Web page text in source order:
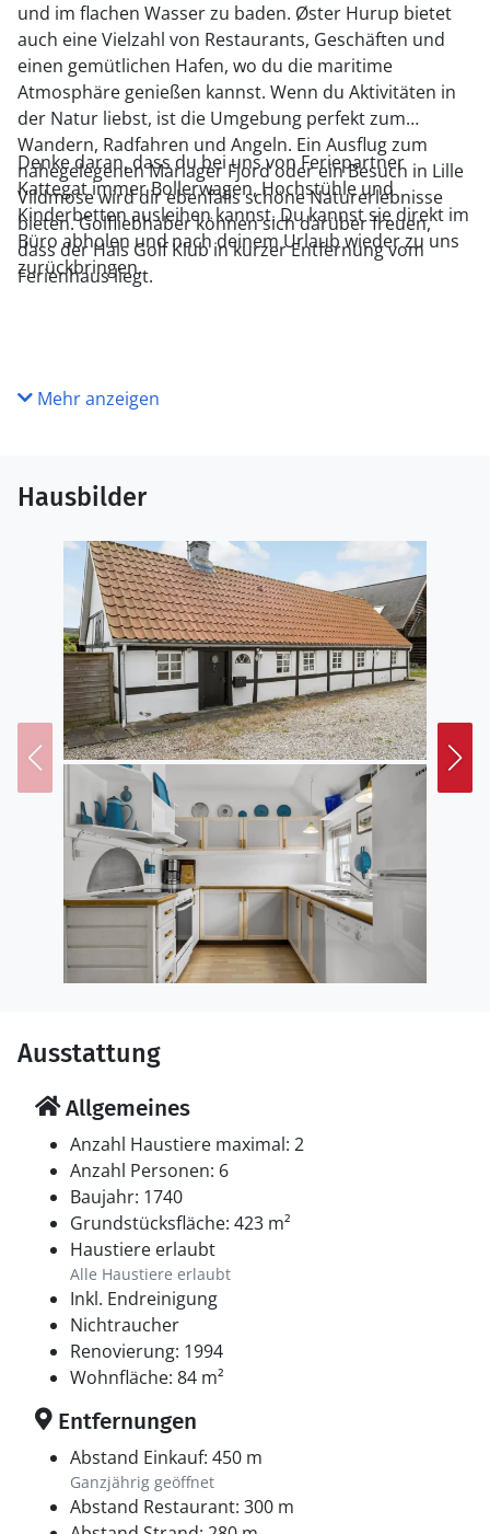
und im flachen Wasser zu baden. Øster Hurup bietet
auch eine Vielzahl von Restaurants, Geschäften und
einen gemütlichen Hafen, wo du die maritime
Atmosphäre genießen kannst. Wenn du Aktivitäten in
der Natur liebst, ist die Umgebung perfekt zum
Wandern, Radfahren und Angeln. Ein Ausflug zum
nahegelegenen Mariager Fjord oder ein Besuch in Lille
Vildmose wird dir ebenfalls schöne Naturerlebnisse
bieten. Golfliebhaber können sich darüber freuen,
dass der Hals Golf Klub in kurzer Entfernung vom
Ferienhaus liegt.
Denke daran, dass du bei uns von Feriepartner
Kattegat immer Bollerwagen, Hochstühle und
Kinderbetten ausleihen kannst. Du kannst sie direkt im
Büro abholen und nach deinem Urlaub wieder zu uns
zurückbringen.
Mehr anzeigen
Hausbilder
Ausstattung
Allgemeines
Anzahl Haustiere maximal: 2
Anzahl Personen: 6
Baujahr: 1740
Grundstücksfläche: 423 m²
Haustiere erlaubt
Alle Haustiere erlaubt
Inkl. Endreinigung
Nichtraucher
Renovierung: 1994
Wohnfläche: 84 m²
Entfernungen
Abstand Einkauf: 450 m
Ganzjährig geöffnet
Abstand Restaurant: 300 m